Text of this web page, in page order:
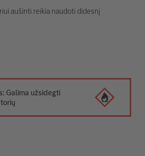
aušinti reikia naudoti didesnį
Galima užsidegti